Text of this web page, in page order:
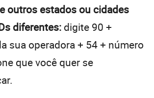
outros estados ou cidades
diferentes: digite 90 +
sua operadora + 54 + número
que você quer se